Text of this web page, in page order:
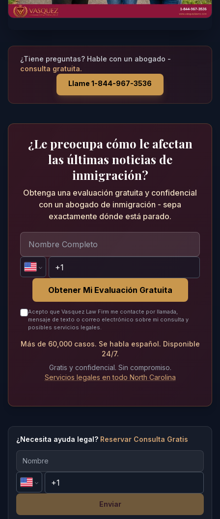
¿Tiene preguntas? Hable con un abogado -
consulta gratuita.
Llame 1-844-967-3536
¿Le preocupa cómo le afectan
las últimas noticias de
inmigración?
Obtenga una evaluación gratuita y confidencial
con un abogado de inmigración - sepa
exactamente dónde está parado.
Obtener Mi Evaluación Gratuita
Acepto que Vasquez Law Firm me contacte por llamada,
mensaje de texto o correo electrónico sobre mi consulta y
posibles servicios legales.
Más de 60,000 casos. Se habla español. Disponible
24/7.
Gratis y confidencial. Sin compromiso.
Servicios legales en todo North Carolina
¿Necesita ayuda legal? Reservar Consulta Gratis
Enviar